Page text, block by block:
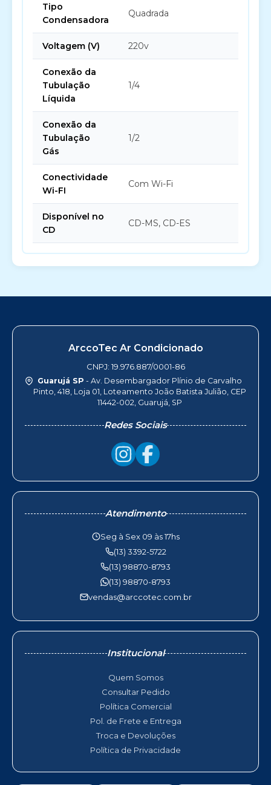
Tipo
Condensadora
Quadrada
Voltagem (V) 220v
Conexão da
Tubulação
Líquida
1/4
Conexão da
Tubulação
Gás
1/2
Conectividade
Wi-FI
Com Wi-Fi
Disponível no
CD
CD-MS, CD-ES
ArccoTec Ar Condicionado
CNPJ: 19.976.887/0001-86
Guarujá SP - Av. Desembargador Plínio de Carvalho
Pinto, 418, Loja 01, Loteamento João Batista Julião, CEP
11442-002, Guarujá, SP
Redes Sociais
Atendimento
Seg à Sex 09 às 17hs
(13) 3392-5722
(13) 98870-8793
(13) 98870-8793
vendas@arccotec.com.br
Institucional
Quem Somos
Consultar Pedido
Política Comercial
Pol. de Frete e Entrega
Troca e Devoluções
Política de Privacidade